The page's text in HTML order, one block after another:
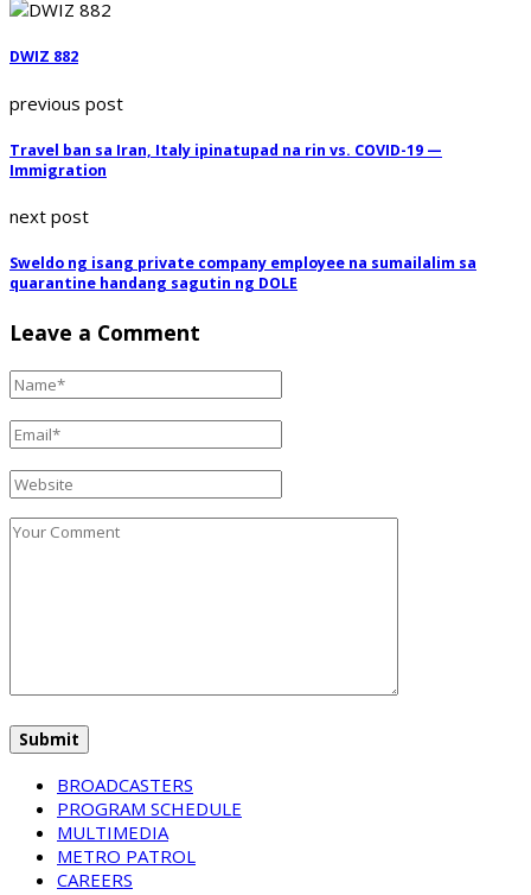
DWIZ 882
previous post
Travel ban sa Iran, Italy ipinatupad na rin vs. COVID-19 —
Immigration
next post
Sweldo ng isang private company employee na sumailalim sa
quarantine handang sagutin ng DOLE
Leave a Comment
BROADCASTERS
PROGRAM SCHEDULE
MULTIMEDIA
METRO PATROL
CAREERS